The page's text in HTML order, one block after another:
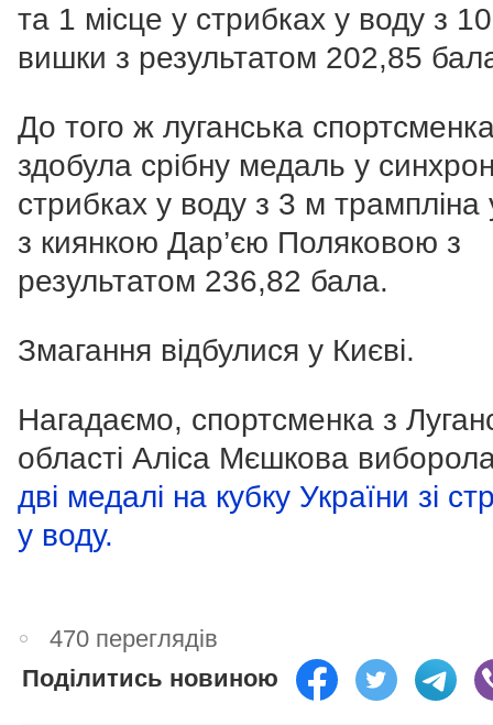
та 1 місце у стрибках у воду з
вишки з результатом 202,85
До того ж луганська
здобула срібну медаль у
стрибках у воду з 3 м трампліна
з киянкою Дар’єю Поляковою з
результатом 236,82 бала.
Змагання відбулися у Києві.
Нагадаємо, спортсменка з
області Аліса Мєшкова
дві медалі на кубку України зі
у воду.
470 переглядів
Поділитись новиною